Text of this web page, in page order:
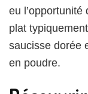
eu
plat
saucisse dorée
en poudre.